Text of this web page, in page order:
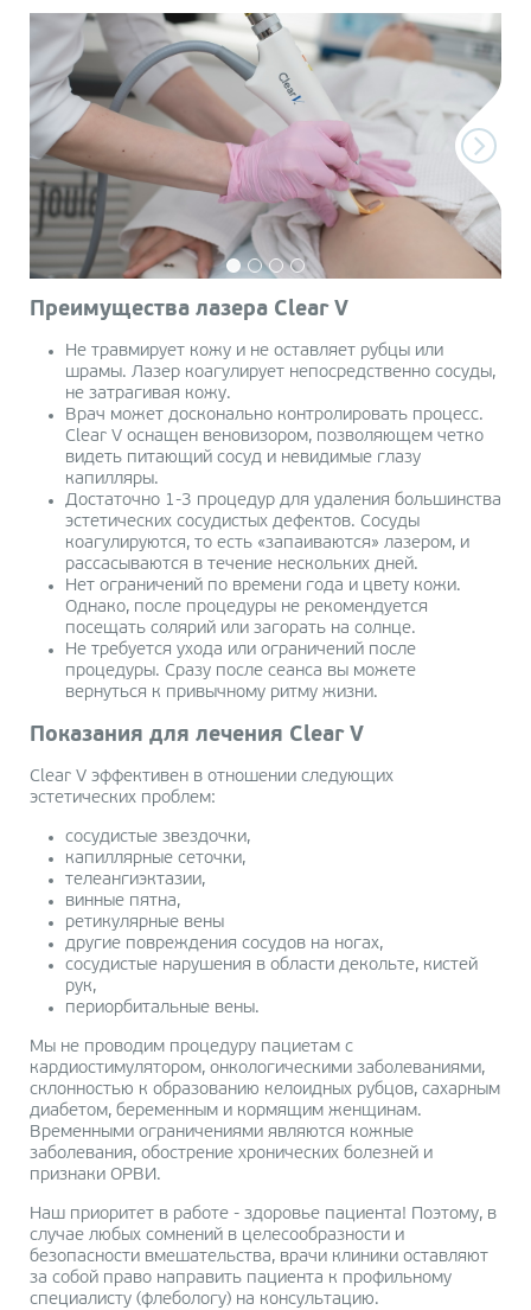
Преимущества лазера Clear V
Не травмирует кожу и не оставляет рубцы или
шрамы. Лазер коагулирует непосредственно сосуды,
не затрагивая кожу.
Врач может досконально контролировать процесс.
Clear V оснащен веновизором, позволяющем четко
видеть питающий сосуд и невидимые глазу
капилляры.
Достаточно 1-3 процедур для удаления большинства
эстетических сосудистых дефектов. Сосуды
коагулируются, то есть «запаиваются» лазером, и
рассасываются в течение нескольких дней.
Нет ограничений по времени года и цвету кожи.
Однако, после процедуры не рекомендуется
посещать солярий или загорать на солнце.
Не требуется ухода или ограничений после
процедуры. Сразу после сеанса вы можете
вернуться к привычному ритму жизни.
Показания для лечения Clear V
Clear V эффективен в отношении следующих
эстетических проблем:
сосудистые звездочки,
капиллярные сеточки,
телеангиэктазии,
винные пятна,
ретикулярные вены
другие повреждения сосудов на ногах,
сосудистые нарушения в области декольте, кистей
рук,
периорбитальные вены.
Мы не проводим процедуру пациетам с
кардиостимулятором, онкологическими заболеваниями,
склонностью к образованию келоидных рубцов, сахарным
диабетом, беременным и кормящим женщинам.
Временными ограничениями являются кожные
заболевания, обострение хронических болезней и
признаки ОРВИ.
Наш приоритет в работе - здоровье пациента! Поэтому, в
случае любых сомнений в целесообразности и
безопасности вмешательства, врачи клиники оставляют
за собой право направить пациента к профильному
специалисту (флебологу) на консультацию.